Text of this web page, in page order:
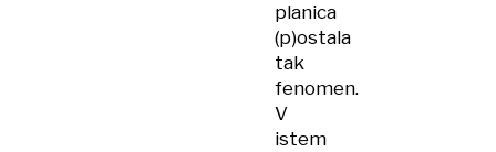
planica
(p)ostala
tak
fenomen.
V
istem